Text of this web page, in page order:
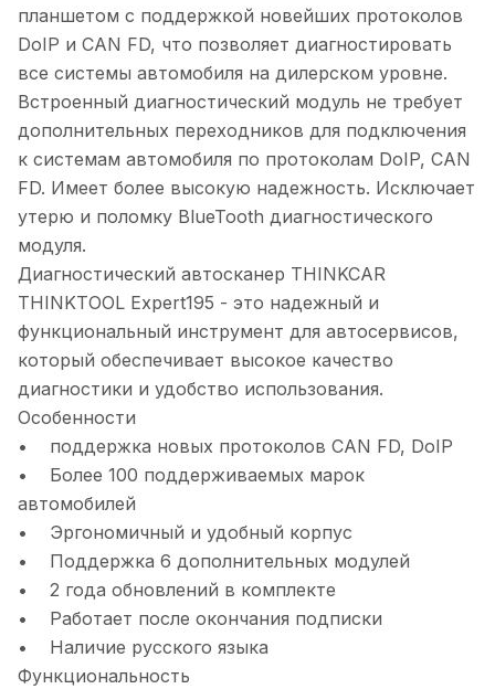
планшетом с поддержкой новейших протоколов
DoIP и CAN FD, что позволяет диагностировать
все системы автомобиля на дилерском уровне.
Встроенный диагностический модуль не требует
дополнительных переходников для подключения
к системам автомобиля по протоколам DoIP, CAN
FD. Имеет более высокую надежность. Исключает
утерю и поломку BlueTooth диагностического
модуля.
Диагностический автосканер THINKCAR
THINKTOOL Expert195 - это надежный и
функциональный инструмент для автосервисов,
который обеспечивает высокое качество
диагностики и удобство использования.
Особенности
• поддержка новых протоколов CAN FD, DoIP
• Более 100 поддерживаемых марок
автомобилей
• Эргономичный и удобный корпус
• Поддержка 6 дополнительных модулей
• 2 года обновлений в комплекте
• Работает после окончания подписки
• Наличие русского языка
Функциональность